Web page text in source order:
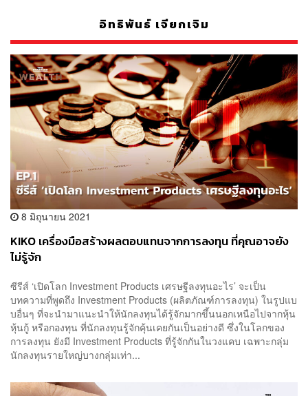
อิทธิพันธ์ เจียกเจิม
8 มิถุนายน 2021
KIKO เครื่องมือสร้างผลตอบแทนจากการลงทุน ที่คุณอาจยัง
ไม่รู้จัก
ซีรีส์ ‘เปิดโลก Investment Products เศรษฐีลงทุนอะไร’ จะเป็น
บทความที่พูดถึง Investment Products (ผลิตภัณฑ์การลงทุน) ในรูปแบ
บอื่นๆ ที่จะนำมาแนะนำให้นักลงทุนได้รู้จักมากขึ้นนอกเหนือไปจากหุ้น
หุ้นกู้ หรือกองทุน ที่นักลงทุนรู้จักคุ้นเคยกันเป็นอย่างดี ซึ่งในโลกของ
การลงทุน ยังมี Investment Products ที่รู้จักกันในวงแคบ เฉพาะกลุ่ม
นักลงทุนรายใหญ่บางกลุ่มเท่า...